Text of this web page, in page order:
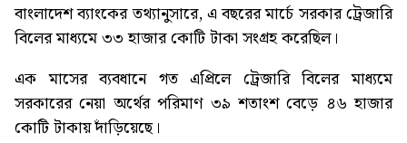
বাংলাদেশ ব্যাংকের তথ্যানুসারে, এ বছরের মার্চে সরকার ট্রেজারি
বিলের মাধ্যমে ৩৩ হাজার কোটি টাকা সংগ্রহ করেছিল।
এক মাসের ব্যবধানে গত এপ্রিলে ট্রেজারি বিলের মাধ্যমে
সরকারের নেয়া অর্থের পরিমাণ ৩৯ শতাংশ বেড়ে ৪৬ হাজার
কোটি টাকায় দাঁড়িয়েছে।